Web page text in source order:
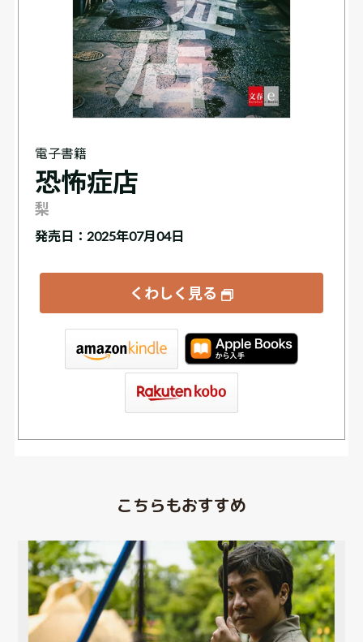
電子書籍
恐怖症店
梨
発売日：2025年07月04日
くわしく見る
こちらもおすすめ